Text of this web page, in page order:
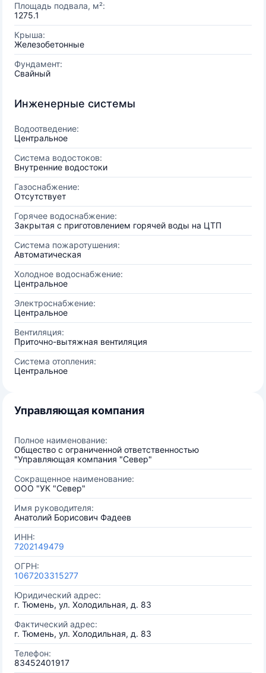
Площадь подвала, м²:
1275.1
Крыша:
Железобетонные
Фундамент:
Свайный
Инженерные системы
Водоотведение:
Центральное
Система водостоков:
Внутренние водостоки
Газоснабжение:
Отсутствует
Горячее водоснабжение:
Закрытая с приготовлением горячей воды на ЦТП
Система пожаротушения:
Автоматическая
Холодное водоснабжение:
Центральное
Электроснабжение:
Центральное
Вентиляция:
Приточно-вытяжная вентиляция
Система отопления:
Центральное
Управляющая компания
Полное наименование:
Общество с ограниченной ответственностью
"Управляющая компания "Север"
Сокращенное наименование:
ООО "УК "Север"
Имя руководителя:
Анатолий Борисович Фадеев
ИНН:
7202149479
ОГРН:
1067203315277
Юридический адрес:
г. Тюмень, ул. Холодильная, д. 83
Фактический адрес:
г. Тюмень, ул. Холодильная, д. 83
Телефон:
83452401917